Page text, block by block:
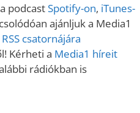
podcastSpotify-on, iTunes-
ajánljuk a Media1
RSS csatornájára
Kérheti a Media1 híreit
rádiókban is